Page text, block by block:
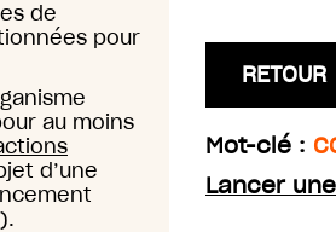
de
pour
au moins
d’une
RETOUR
Mot-clé :
Lancer